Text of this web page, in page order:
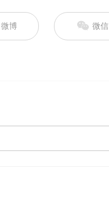
微博 微信